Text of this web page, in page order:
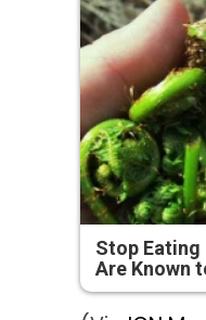
Stop Eating
Are Known